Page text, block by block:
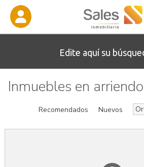
Edite aquí su
Inmuebles en
Recomendados Nuevos